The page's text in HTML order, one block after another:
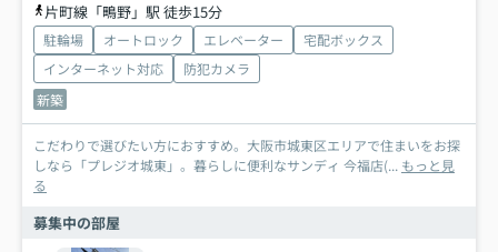
片町線「鴫野」駅 徒歩15分
駐輪場 オートロック エレベーター
宅配ボックス
インターネット対応
防犯カメラ
新築
こだわりで選びたい方におすすめ。大阪市城東区エリアで住まいをお探
しなら「プレジオ城東」。暮らしに便利なサンディ 今福店(... もっと見
る
募集中の部屋